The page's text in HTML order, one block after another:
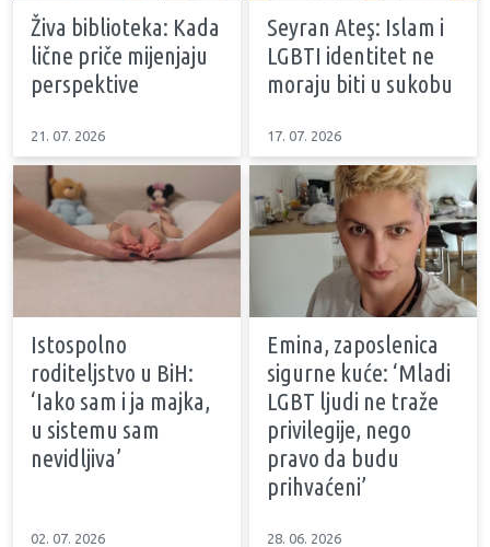
Živa biblioteka: Kada
lične priče mijenjaju
perspektive
21. 07. 2026
Seyran Ateş: Islam i
LGBTI identitet ne
moraju biti u sukobu
17. 07. 2026
Istospolno
roditeljstvo u BiH:
‘Iako sam i ja majka,
u sistemu sam
nevidljiva’
02. 07. 2026
Emina, zaposlenica
sigurne kuće: ‘Mladi
LGBT ljudi ne traže
privilegije, nego
pravo da budu
prihvaćeni’
28. 06. 2026